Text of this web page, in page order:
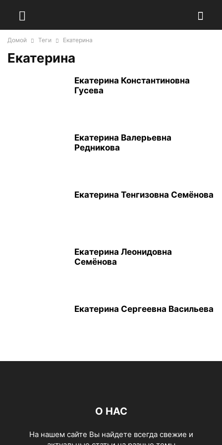
Домой Теги Екатерина
Екатерина
Екатерина Константиновна
Гусева
Екатерина Валерьевна
Редникова
Екатерина Тенгизовна Семёнова
Екатерина Леонидовна
Семёнова
Екатерина Сергеевна Васильева
О НАС
На нашем сайте Вы найдете всегда свежие и